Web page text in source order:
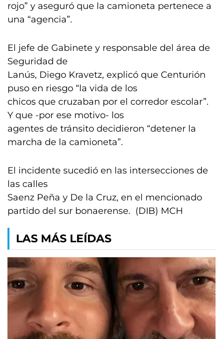
rojo” y aseguró que la camioneta pertenece a
una “agencia”.
El jefe de Gabinete y responsable del área de
Seguridad de
Lanús, Diego Kravetz, explicó que Centurión
puso en riesgo “la vida de los
chicos que cruzaban por el corredor escolar”.
Y que -por ese motivo- los
agentes de tránsito decidieron “detener la
marcha de la camioneta”.
El incidente sucedió en las intersecciones de
las calles
Saenz Peña y De la Cruz, en el mencionado
partido del sur bonaerense. (DIB) MCH
LAS MÁS LEÍDAS